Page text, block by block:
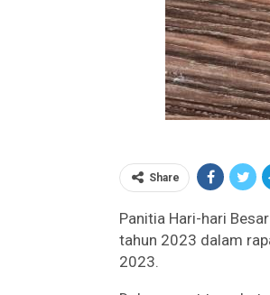
Share
Panitia Hari-hari
tahun 2023 dalam
2023.